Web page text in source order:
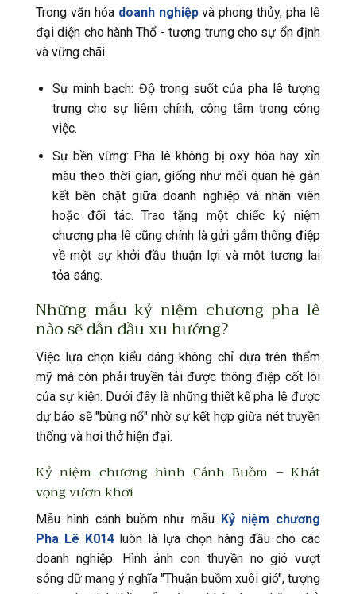
Trong văn hóa doanh nghiệpvà phong thủy, pha lê
đại diện cho hành Thổ - tượng trưng cho sự ổn định
và vững chãi.
Sự minh bạch: Độ trong suốt của pha lê tượng
trưng cho sự liêm chính, công tâm trong công
việc.
Sự bền vững: Pha lê không bị oxy hóa hay xỉn
màu theo thời gian, giống như mối quan hệ gắn
kết bền chặt giữa doanh nghiệp và nhân viên
hoặc đối tác. Trao tặng một chiếc kỷ niệm
chương pha lê cũng chính là gửi gắm thông điệp
về một sự khởi đầu thuận lợi và một tương lai
tỏa sáng.
Những mẫu kỷ niệm chương pha lê
nào sẽ dẫn đầu xu hướng?
Việc lựa chọn kiểu dáng không chỉ dựa trên thẩm
mỹ mà còn phải truyền tải được thông điệp cốt lõi
của sự kiện. Dưới đây là những thiết kế pha lê được
dự báo sẽ "bùng nổ" nhờ sự kết hợp giữa nét truyền
thống và hơi thở hiện đại.
Kỷ niệm chương hình Cánh Buồm – Khát
vọng vươn khơi
Mẫu hình cánh buồm như mẫu Kỷ niệm chương
Pha Lê K014luôn là lựa chọn hàng đầu cho các
doanh nghiệp. Hình ảnh con thuyền no gió vượt
sóng dữ mang ý nghĩa "Thuận buồm xuôi gió", tượng